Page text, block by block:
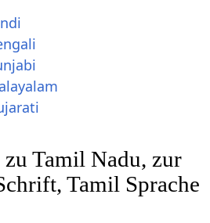
Tamil Nadu, zur
Tamil Sprache